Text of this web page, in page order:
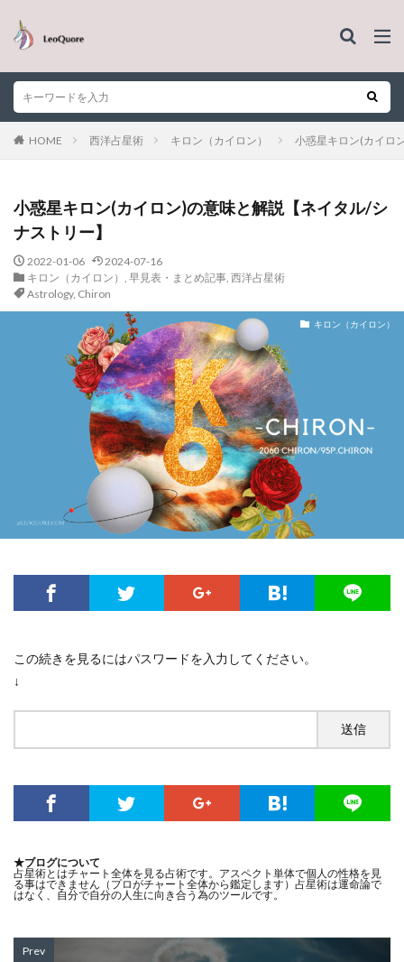
HOME 西洋占星術 キロン（カイロン） 小惑星キロン(カイロ
小惑星キロン(カイロン)の意味と解説【ネイタル/シ
ナストリー】
2022-01-06
2024-07-16
キロン（カイロン） , 早見表・まとめ記事, 西洋占星術
Astrology, Chiron
キロン（カイロン）
この続きを見るにはパスワードを入力してください。
↓
★ブログについて
占星術とはチャート全体を見る占術です。アスペクト単体で個人の性格を見
る事はできません（プロがチャート全体から鑑定します）占星術は運命論で
はなく、自分で自分の人生に向き合う為のツールです。
Prev